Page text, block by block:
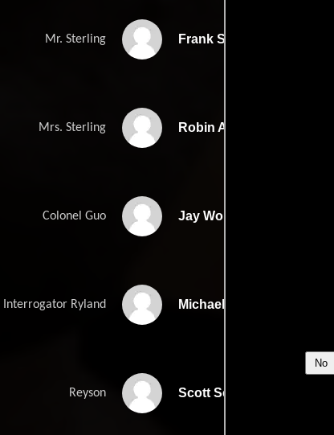
No
Mr. Sterling Frank Sellers
Mrs. Sterling Robin Allen
Colonel Guo Jay Wong
Interrogator Ryland Michael Onori
Reyson Scott Scheuerle